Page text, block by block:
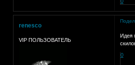
0
renesco
VIP ПОЛЬЗОВАТЕЛЬ
Идея
0